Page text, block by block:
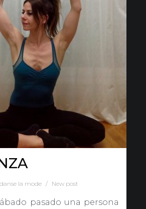
danse la mode New post
pasado una persona
(Navarra)
·Política de Cookies